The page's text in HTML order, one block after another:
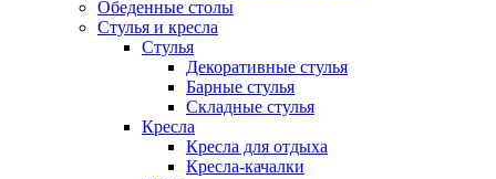
Обеденные столы
Стулья и кресла
Стулья
Декоративные стулья
Барные стулья
Складные стулья
Кресла
Кресла для отдыха
Кресла-качалки